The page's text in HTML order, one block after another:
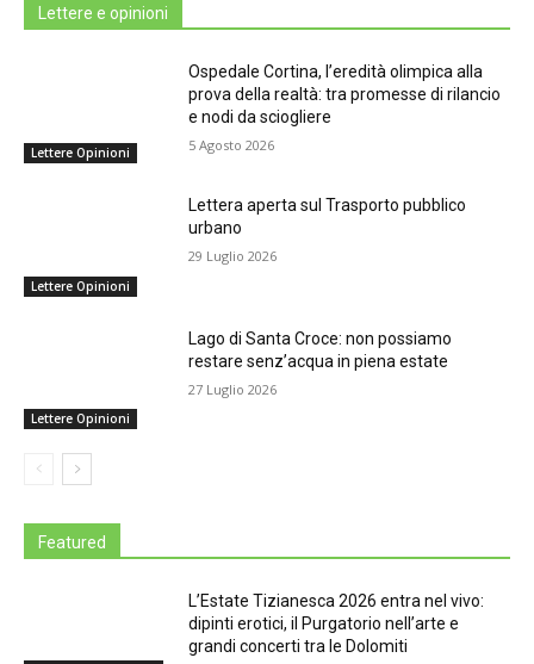
Lettere e opinioni
Lettere Opinioni
Ospedale Cortina, l’eredità olimpica alla
prova della realtà: tra promesse di rilancio
e nodi da sciogliere
5 Agosto 2026
Lettere Opinioni
Lettera aperta sul Trasporto pubblico
urbano
29 Luglio 2026
Lettere Opinioni
Lago di Santa Croce: non possiamo
restare senz’acqua in piena estate
27 Luglio 2026
Featured
L’Estate Tizianesca 2026 entra nel vivo:
dipinti erotici, il Purgatorio nell’arte e
grandi concerti tra le Dolomiti